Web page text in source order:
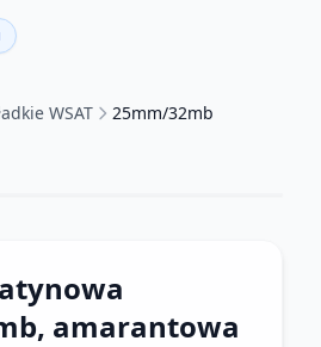
WSAT 25mm/32mb
amarantowa